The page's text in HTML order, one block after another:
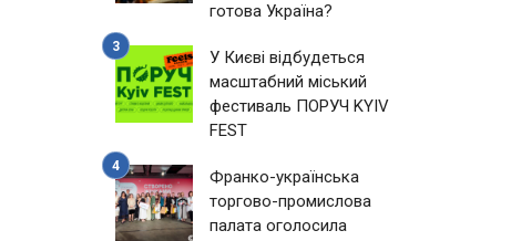
готова Україна?
У Києві відбудеться
масштабний міський
фестиваль ПОРУЧ KYIV
FEST
Франко-українська
торгово-промислова
палата оголосила